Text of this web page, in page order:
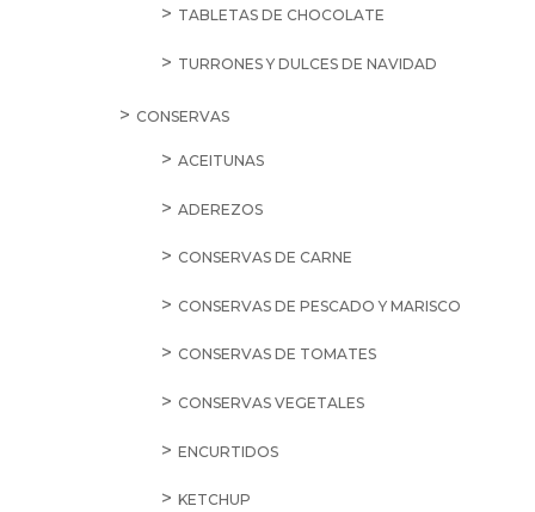
TABLETAS DE CHOCOLATE
TURRONES Y DULCES DE NAVIDAD
CONSERVAS
ACEITUNAS
ADEREZOS
CONSERVAS DE CARNE
CONSERVAS DE PESCADO Y MARISCO
CONSERVAS DE TOMATES
CONSERVAS VEGETALES
ENCURTIDOS
KETCHUP